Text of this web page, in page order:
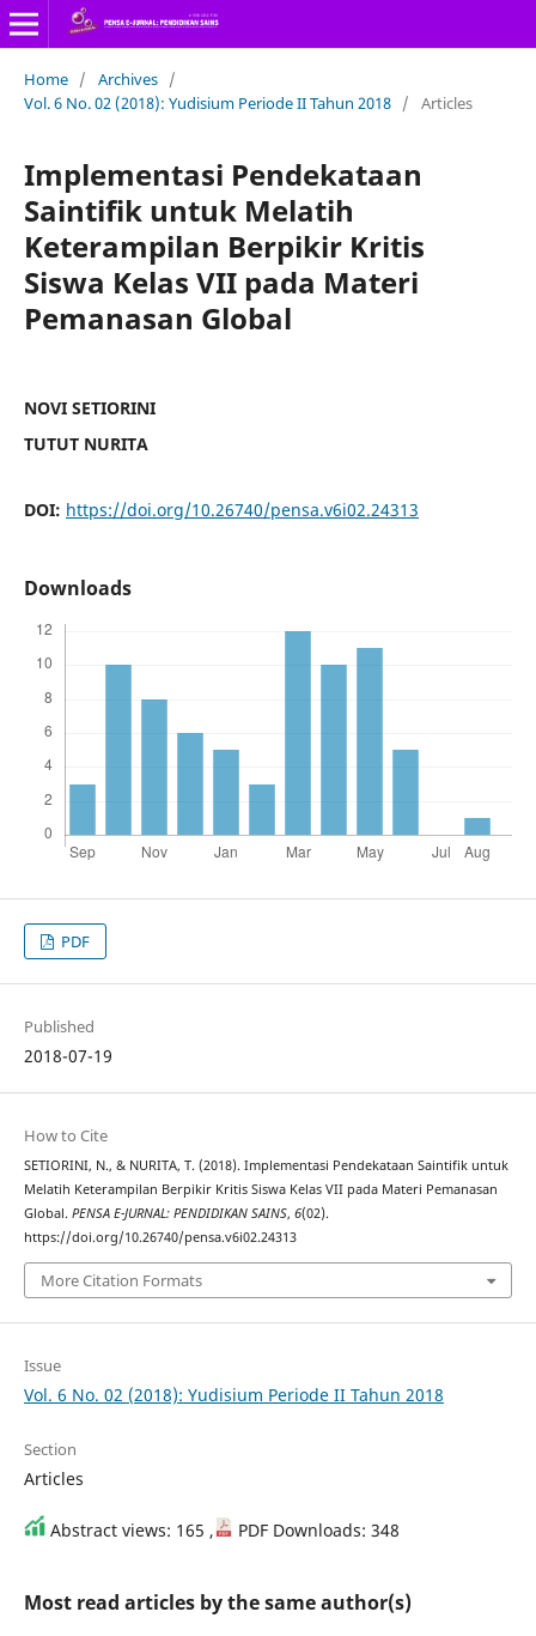
Home / Archives /
Vol. 6 No. 02 (2018): Yudisium Periode II Tahun 2018 / Articles
Implementasi Pendekataan
Saintifik untuk Melatih
Keterampilan Berpikir Kritis
Siswa Kelas VII pada Materi
Pemanasan Global
NOVI SETIORINI
TUTUT NURITA
DOI: https://doi.org/10.26740/pensa.v6i02.24313
Downloads
PDF
Published
2018-07-19
How to Cite
SETIORINI, N., & NURITA, T. (2018). Implementasi Pendekataan Saintifik untuk
Melatih Keterampilan Berpikir Kritis Siswa Kelas VII pada Materi Pemanasan
Global. PENSA E-JURNAL: PENDIDIKAN SAINS, 6(02).
https://doi.org/10.26740/pensa.v6i02.24313
More Citation Formats
Issue
Vol. 6 No. 02 (2018): Yudisium Periode II Tahun 2018
Section
Articles
Abstract views: 165 , PDF Downloads: 348
Most read articles by the same author(s)